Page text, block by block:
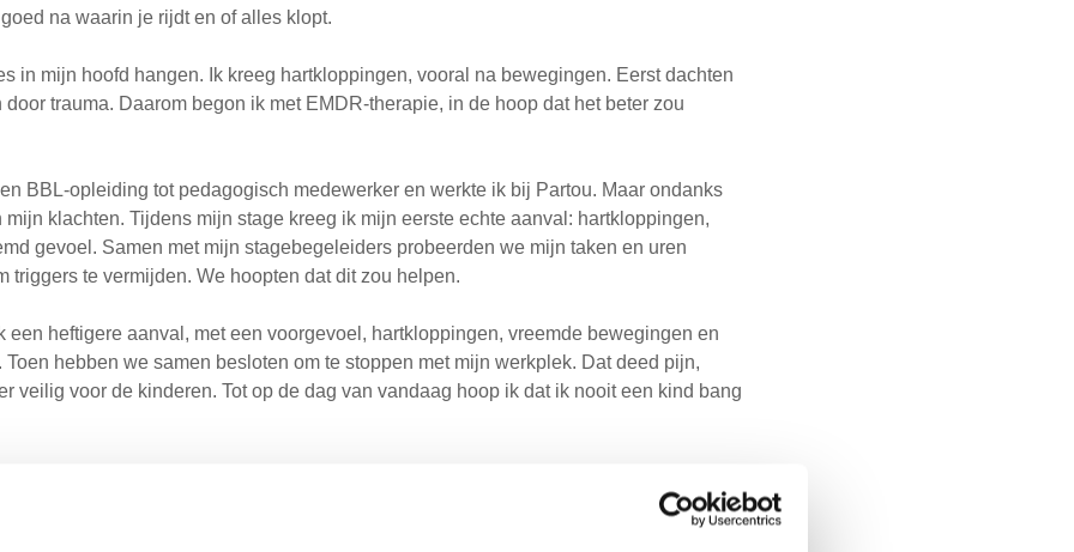
na waarin je rijdt en of alles klopt.
in mijn hoofd hangen. Ik kreeg hartkloppingen, vooral na bewegingen. Eerst dachten
trauma. Daarom begon ik met EMDR-therapie, in de hoop dat het beter zou
BBL-opleiding tot pedagogisch medewerker en werkte ik bij Partou. Maar ondanks
klachten. Tijdens mijn stage kreeg ik mijn eerste echte aanval: hartkloppingen,
gevoel. Samen met mijn stagebegeleiders probeerden we mijn taken en uren
triggers te vermijden. We hoopten dat dit zou helpen.
een heftigere aanval, met een voorgevoel, hartkloppingen, vreemde bewegingen en
hebben we samen besloten om te stoppen met mijn werkplek. Dat deed pijn,
veilig voor de kinderen. Tot op de dag van vandaag hoop ik dat ik nooit een kind bang
bel en kwam ik bij SEIN terecht. Daar bleek dat ik frontale epilepsie heb.